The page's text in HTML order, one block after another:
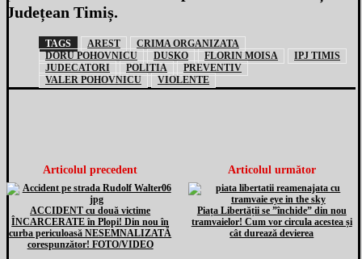
Județean Timiș.
TAGS AREST
CRIMA ORGANIZATA
DORU POHOVNICU
DUSKO FLORIN MOISA
IPJ TIMIS
JUDECATORI
POLITIA
PREVENTIV
VALER POHOVNICU
VIOLENTE
Articolul precedent
ACCIDENT cu două victime
ÎNCARCERATE în Plopi! Din nou în
curba periculoasă NESEMNALIZATĂ
corespunzător! FOTO/VIDEO
Articolul următor
Piața Libertății se ”închide” din nou
tramvaielor! Cum vor circula acestea și
cât durează devierea